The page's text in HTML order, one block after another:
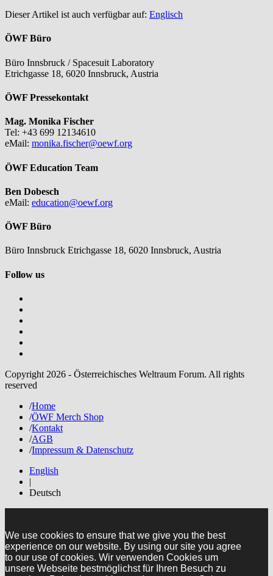
Dieser Artikel ist auch verfügbar auf: Englisch
ÖWF Büro
Büro Innsbruck / Spacesuit Laboratory
Etrichgasse 18, 6020 Innsbruck, Austria
ÖWF Pressekontakt
Mag. Monika Fischer
Tel: +43 699 12134610
eMail: monika.fischer@oewf.org
ÖWF Education Team
Ben Dobesch
eMail: education@oewf.org
ÖWF Büro
Büro Innsbruck Etrichgasse 18, 6020 Innsbruck, Austria
Follow us
Copyright 2026 - Österreichisches Weltraum Forum. All rights
reserved
/Home
/ÖWF Merch Shop
/Kontakt
/AGB
/Impressum & Datenschutz
English
|
Deutsch
We use cookies to ensure that we give you the best
experience on our website. By using our site you agree
to our use of cookies. Wir verwenden Cookies um
unsere Webseite bestmöglichst für Ihren Besuch zu